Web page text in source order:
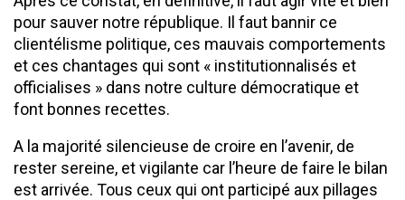
pour sauver notre république. Il faut bannir ce
clientélisme politique, ces mauvais comportements
et ces chantages qui sont « institutionnalisés et
officialises » dans notre culture démocratique et
font bonnes recettes.
A la majorité silencieuse de croire en l’avenir, de
rester sereine, et vigilante car l’heure de faire le bilan
est arrivée. Tous ceux qui ont participé aux pillages